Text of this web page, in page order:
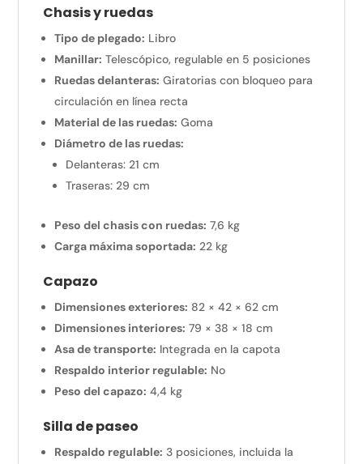
Chasis y ruedas
Tipo de plegado: Libro
Manillar: Telescópico, regulable en 5 posiciones
Ruedas delanteras: Giratorias con bloqueo para
circulación en línea recta
Material de las ruedas: Goma
Diámetro de las ruedas:
Delanteras: 21 cm
Traseras: 29 cm
Peso del chasis con ruedas: 7,6 kg
Carga máxima soportada: 22 kg
Capazo
Dimensiones exteriores: 82 × 42 × 62 cm
Dimensiones interiores: 79 × 38 × 18 cm
Asa de transporte: Integrada en la capota
Respaldo interior regulable: No
Peso del capazo: 4,4 kg
Silla de paseo
Respaldo regulable: 3 posiciones, incluida la